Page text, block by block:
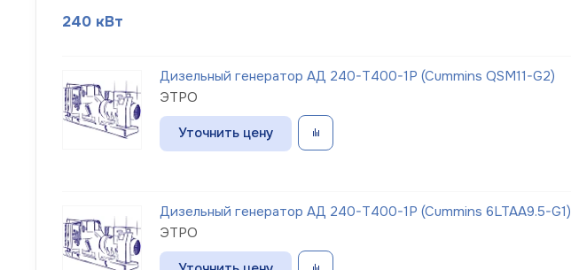
240 кВт
Дизельный генератор АД 240-Т400-1Р (Cummins QSM11-G2)
ЭТРО
Уточнить цену
Дизельный генератор АД 240-Т400-1Р (Cummins 6LTAA9.5-G1)
ЭТРО